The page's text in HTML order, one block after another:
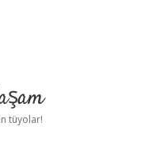
tüyolar!